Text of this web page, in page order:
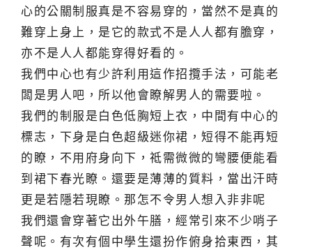
心的公關制服真是不容易穿的，當然不是真的
難穿上身上，是它的款式不是人人都有膽穿，
亦不是人人都能穿得好看的。
我們中心也有少許利用這作招攬手法，可能老
闆是男人吧，所以他會瞭解男人的需要啦。
我們的制服是白色低胸短上衣，中間有中心的
標志，下身是白色超級迷你裙，短得不能再短
的瞭，不用府身向下，祗需微微的彎腰便能看
到裙下春光瞭。還要是薄薄的質料，當出汗時
更是若隱若現瞭。那怎不令男人想入非非呢
我們還會穿著它出外午膳，經常引來不少哨子
聲呢。有次有個中學生還扮作俯身拾東西，其